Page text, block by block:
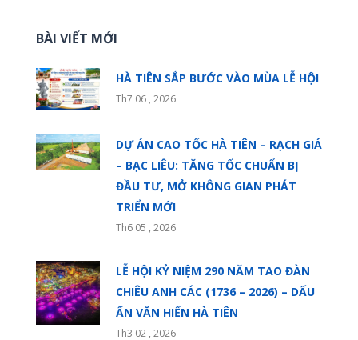
BÀI VIẾT MỚI
HÀ TIÊN SẮP BƯỚC VÀO MÙA LỄ HỘI
Th7 06 , 2026
DỰ ÁN CAO TỐC HÀ TIÊN – RẠCH GIÁ
– BẠC LIÊU: TĂNG TỐC CHUẨN BỊ
ĐẦU TƯ, MỞ KHÔNG GIAN PHÁT
TRIỂN MỚI
Th6 05 , 2026
LỄ HỘI KỶ NIỆM 290 NĂM TAO ĐÀN
CHIÊU ANH CÁC (1736 – 2026) – DẤU
ẤN VĂN HIẾN HÀ TIÊN
Th3 02 , 2026